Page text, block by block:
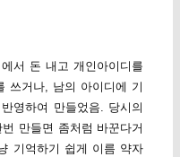
서 돈 내고 개인아이디를
쓰거나, 남의 아이디에 기
영하여 만들었음. 당시의
만들면 좀처럼 바꾼다거
기억하기 쉽게 이름 약자